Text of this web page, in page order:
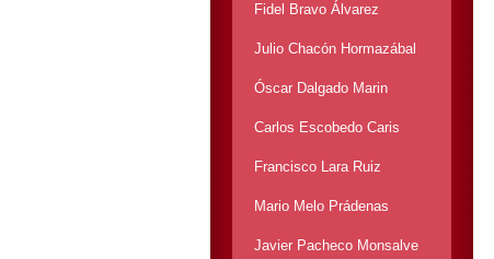
Fidel Bravo Álvarez
Julio Chacón Hormazábal
Óscar Dalgado Marin
Carlos Escobedo Caris
Francisco Lara Ruiz
Mario Melo Prádenas
Javier Pacheco Monsalve